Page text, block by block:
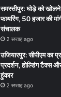
समस्तीपुर: घोड़े को
फायरिंग, 50 हजार की
संचालक
2 सप्ताह ago
उजियारपुर: सीपीएम का
प्रदर्शन, होल्डिंग टैक्स
हुंकार
2 सप्ताह ago